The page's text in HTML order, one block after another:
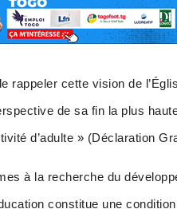
rappeler cette vision de
de sa fin la plus
d’adulte » (Déclaration
à la recherche du
constitue une